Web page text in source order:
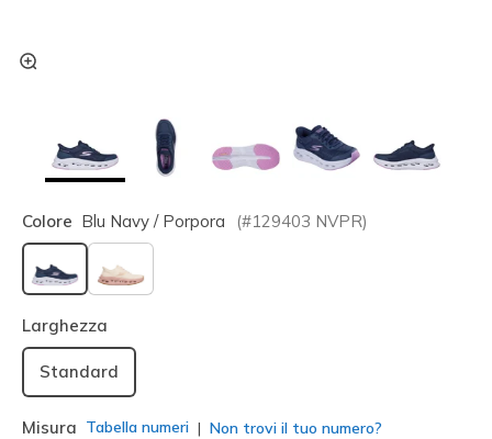
Colore Blu Navy / Porpora (#129403 NVPR)
selezionato
Larghezza
Standard
Misura Tabella numeri Non trovi il tuo numero?